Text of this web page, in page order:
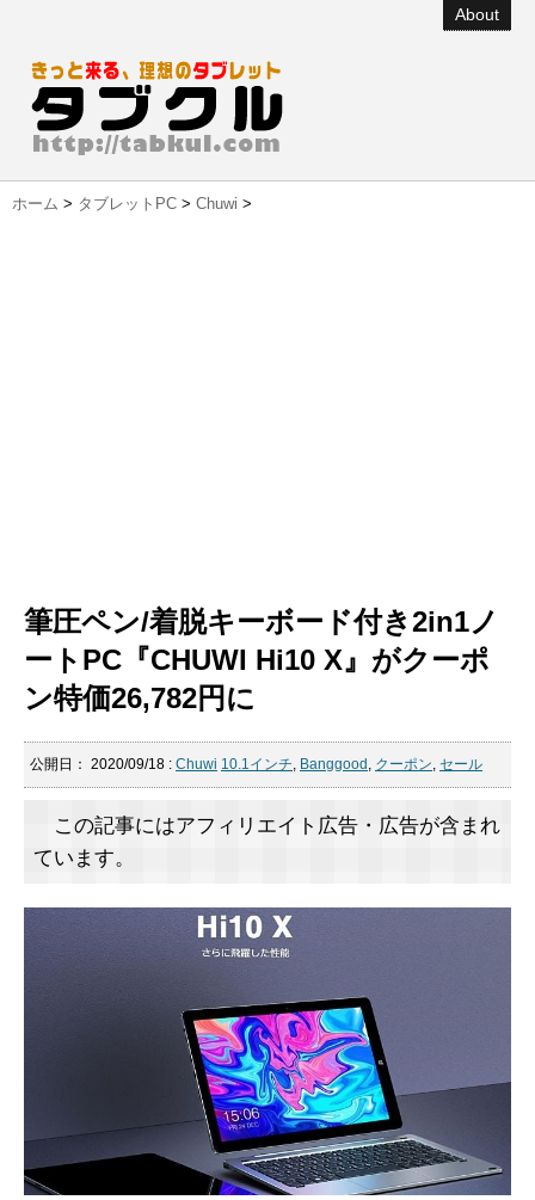
About
ホーム > タブレットPC > Chuwi >
筆圧ペン/着脱キーボード付き2in1ノ
ートPC『CHUWI Hi10 X』がクーポ
ン特価26,782円に
公開日： 2020/09/18 : Chuwi 10.1インチ, Banggood , クーポン, セール
この記事にはアフィリエイト広告・広告が含まれ
ています。